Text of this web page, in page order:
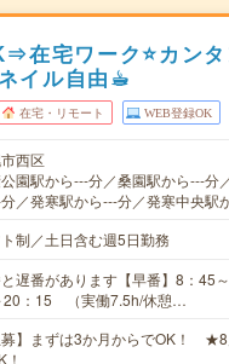
在宅ワーク⭐カン
イル自由☕︎
在宅・リモート WEB登録OK
西区
園駅から---分／桑園駅から---分
／発寒駅から---分／発寒中央駅
制／土日含む週5日勤務
遅番があります【早番】8：45
20：15 （実働7.5h/休憩…
募】まずは3か月からでOK！ ★8
！